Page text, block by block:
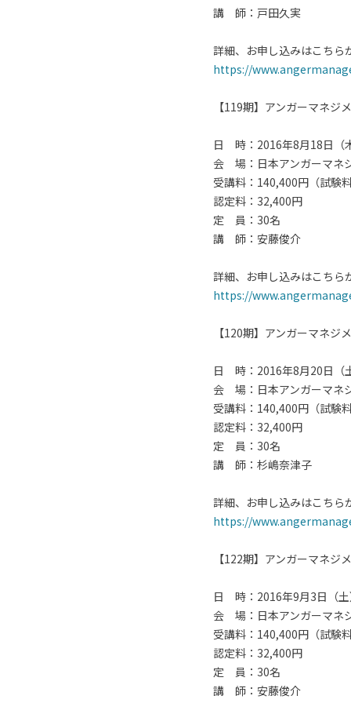
講 師：戸田久実
詳細、お申し込みはこちら
https://
【119期】アンガーマネジ
日 時：2016年8月18日（
会 場：日本アンガーマネ
受講料：140,400円（試験
認定料：32,400円
定 員：30名
講 師：安藤俊介
詳細、お申し込みはこちら
https://
【120期】アンガーマネジ
日 時：2016年8月20日（
会 場：日本アンガーマネ
受講料：140,400円（試験
認定料：32,400円
定 員：30名
講 師：杉嶋奈津子
詳細、お申し込みはこちら
https://
【122期】アンガーマネジ
日 時：2016年9月3日（
会 場：日本アンガーマネ
受講料：140,400円（試験
認定料：32,400円
定 員：30名
講 師：安藤俊介